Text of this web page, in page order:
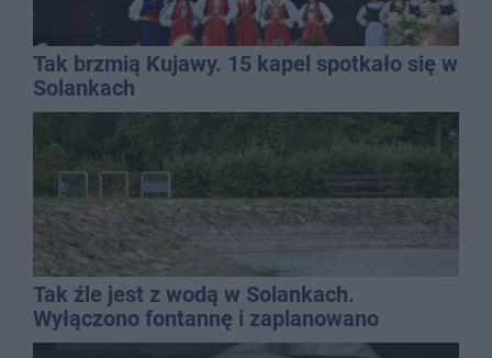
Tak brzmią Kujawy. 15 kapel spotkało się w
Solankach
Tak źle jest z wodą w Solankach.
Wyłączono fontannę i zaplanowano
dolewkę